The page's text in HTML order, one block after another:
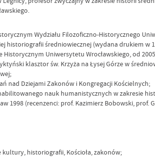
Wydziału Filozoficzno-Historycznego
historiografii średniowiecznej (wydana drukiem w
Uniwersytetu Wrocławskiego, od
klasztor św. Krzyża na Łysej Górze w
nad Dziejami Zakonów i Kongregacji Kościelnych;
nauk humanistycznych w zakresie
1998 (recenzenci: prof. Kazimierz Bobowski, prof.
kultury, historiografii, Kościoła, zakonów;